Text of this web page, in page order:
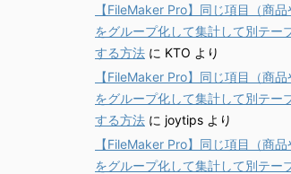
【FileMaker Pro】同じ項目（商品
をグループ化して集計して別テー
する方法 に KTO より
【FileMaker Pro】同じ項目（商品
をグループ化して集計して別テー
する方法 に joytips より
【FileMaker Pro】同じ項目（商品
をグループ化して集計して別テー